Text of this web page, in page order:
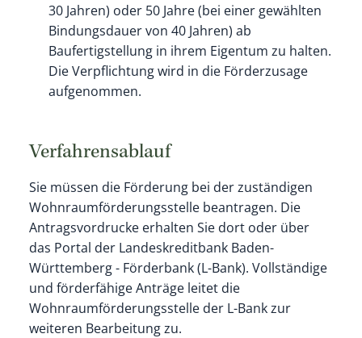
30 Jahren) oder 50 Jahre (bei einer gewählten
Bindungsdauer von 40 Jahren) ab
Baufertigstellung in ihrem Eigentum zu halten.
Die Verpflichtung wird in die Förderzusage
aufgenommen.
Verfahrensablauf
Sie müssen die Förderung bei der zuständigen
Wohnraumförderungsstelle beantragen. Die
Antragsvordrucke erhalten Sie dort oder über
das Portal der Landeskreditbank Baden-
Württemberg - Förderbank (L-Bank). Vollständige
und förderfähige Anträge leitet die
Wohnraumförderungsstelle der L-Bank zur
weiteren Bearbeitung zu.